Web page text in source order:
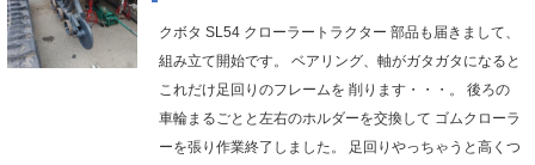
クボタ SL54 クローラートラクター 部品も届きまして、
組み立て開始です。 ベアリング、軸がガタガタになると
これだけ足回りのフレームを 削ります・・・。 後ろの
車輪まるごとと左右のホルダーを交換して ゴムクローラ
ーを張り作業終了しました。 足回りやっちゃうと高くつ